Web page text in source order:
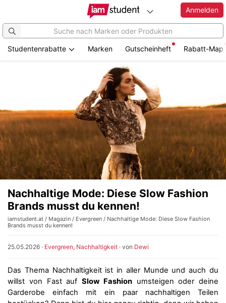
Anmelden
Studentenrabatte Marken Gutscheinheft Rabatt-Map
Nachhaltige Mode: Diese Slow Fashion
Brands musst du kennen!
iamstudent.at / Magazin / Evergreen / Nachhaltige Mode: Diese Slow Fashion
Brands musst du kennen!
25.05.2026 · Evergreen, Nachhaltigkeit · von Dewi
Das Thema Nachhaltigkeit ist in aller Munde und auch du
willst von Fast auf Slow Fashionumsteigen oder deine
Garderobe einfach mit ein paar nachhaltigen Teilen